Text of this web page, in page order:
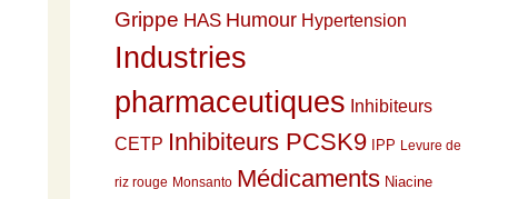
Grippe HAS Humour Hypertension
Industries
pharmaceutiques Inhibiteurs
CETP Inhibiteurs PCSK9 IPP Levure de
riz rouge Monsanto Médicaments Niacine